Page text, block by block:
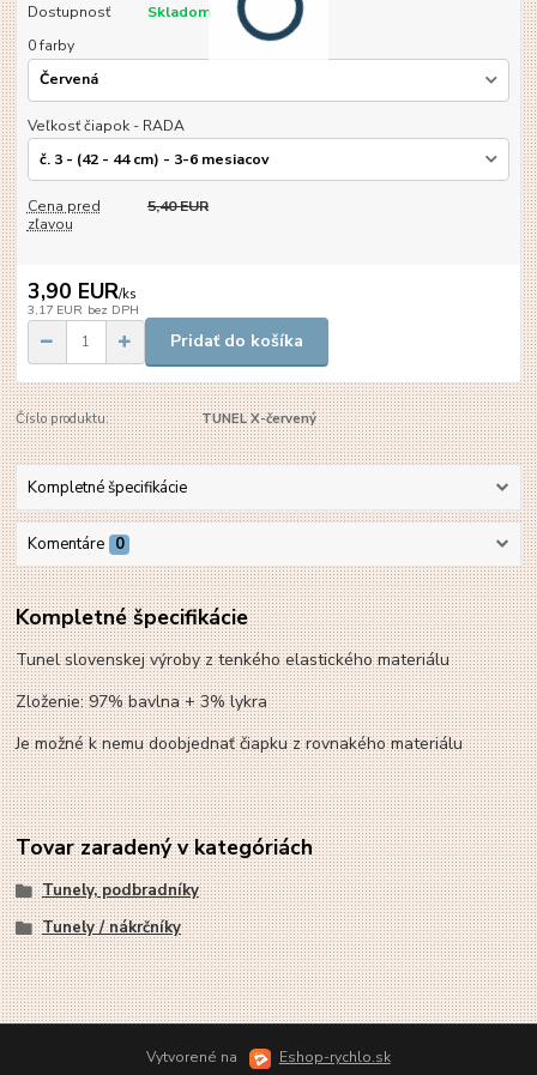
Dostupnosť
Skladom
0 farby
Veľkosť čiapok - RADA
Cena pred
zľavou
5,40 EUR
3,90 EUR/ks
3,17 EUR bez DPH
Pridať do košíka
Číslo produktu: TUNEL X-červený
Kompletné špecifikácie
Komentáre 0
Kompletné špecifikácie
Tunel slovenskej výroby z tenkého elastického materiálu
Zloženie: 97% bavlna + 3% lykra
Je možné k nemu doobjednať čiapku z rovnakého materiálu
Tovar zaradený v kategóriách
Tunely, podbradníky
Tunely / nákrčníky
Vytvorené na Eshop-rychlo.sk